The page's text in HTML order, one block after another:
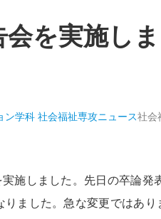
を実施しま
ン学科 社会福祉専攻ニュース社会
施しました。先日の卒論発
ました。急な変更ではあり